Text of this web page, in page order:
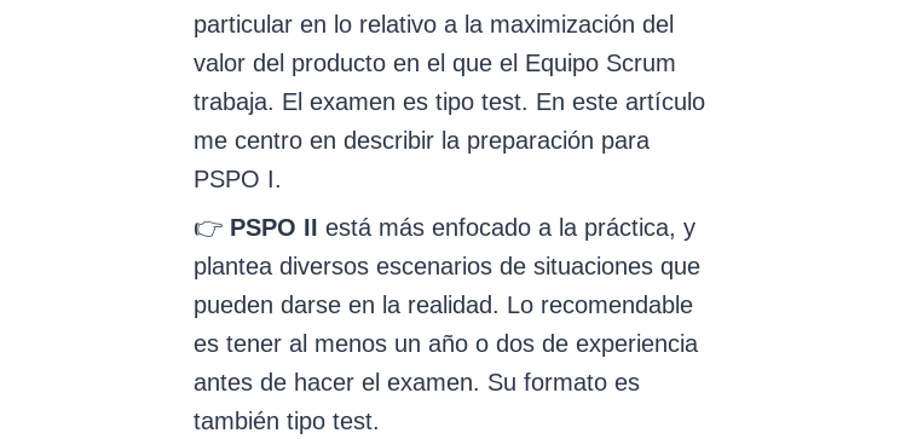
particular en lo relativo a la maximización del
valor del producto en el que el Equipo Scrum
trabaja. El examen es tipo test. En este artículo
me centro en describir la preparación para
PSPO I.
👉 PSPO II está más enfocado a la práctica, y
plantea diversos escenarios de situaciones que
pueden darse en la realidad. Lo recomendable
es tener al menos un año o dos de experiencia
antes de hacer el examen. Su formato es
también tipo test.